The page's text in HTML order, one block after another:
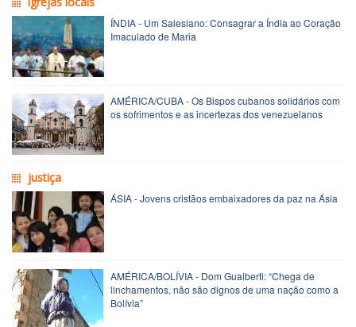
ÍNDIA - Um Salesiano: Consagrar a Índia ao Coração
Imaculado de Maria
AMÉRICA/CUBA - Os Bispos cubanos solidários com
os sofrimentos e as incertezas dos venezuelanos
justiça
ÁSIA - Jovens cristãos embaixadores da paz na Ásia
AMÉRICA/BOLÍVIA - Dom Gualberti: “Chega de
linchamentos, não são dignos de uma nação como a
Bolívia”